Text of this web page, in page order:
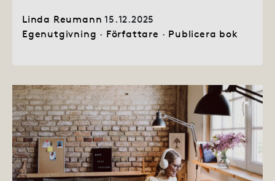
Linda Reumann 15.12.2025
Egenutgivning · Författare · Publicera bok